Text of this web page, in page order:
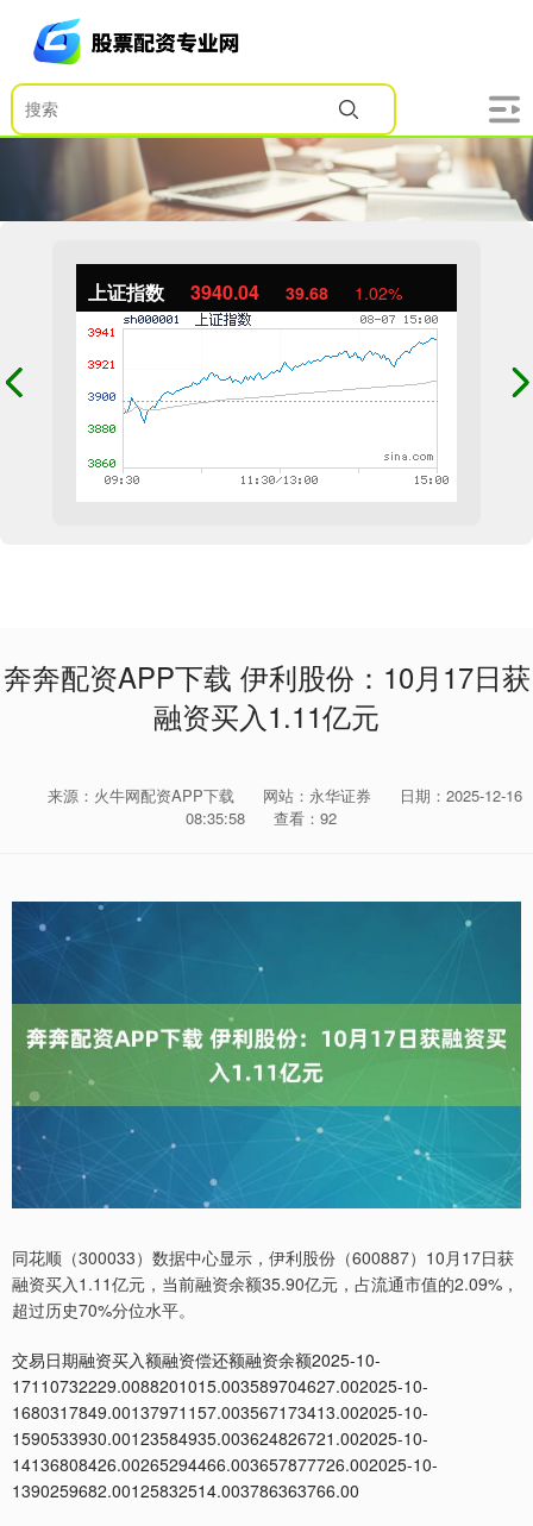
上证指数 3940.04 39.68 1.02%
奔奔配资APP下载 伊利股份：10月17日获
融资买入1.11亿元
来源：火牛网配资APP下载 网站：永华证券
日期：2025-12-16
08:35:58
查看：92
同花顺（300033）数据中心显示，伊利股份（600887）10月17日获
融资买入1.11亿元，当前融资余额35.90亿元，占流通市值的2.09%，
超过历史70%分位水平。
交易日期融资买入额融资偿还额融资余额2025-10-
17110732229.0088201015.003589704627.002025-10-
1680317849.00137971157.003567173413.002025-10-
1590533930.00123584935.003624826721.002025-10-
14136808426.00265294466.003657877726.002025-10-
1390259682.00125832514.003786363766.00